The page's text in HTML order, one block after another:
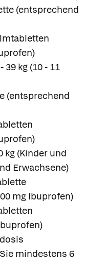
(entsprechend
39 kg (10 - 11
(entsprechend
kg (Kinder und
Erwachsene)
mg Ibuprofen)
mindestens 6